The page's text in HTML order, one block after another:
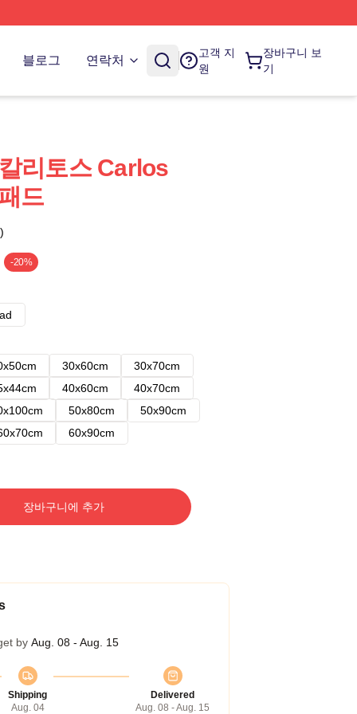
블로그 연락처
고객 지
원
장바구니 보
기
리토스 Carlos
드
-20%
30x60cm
30x70cm
40x60cm
40x70cm
50x80cm
50x90cm
60x90cm
장바구니에 추가
by Aug. 08 - Aug. 15
Shipping
Aug. 04
Delivered
Aug. 08 - Aug. 15